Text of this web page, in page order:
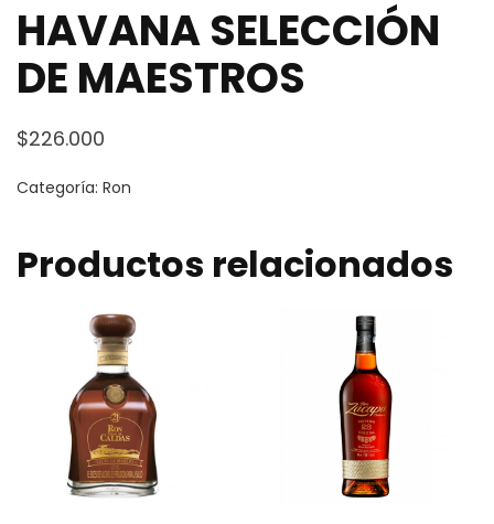
HAVANA SELECCIÓN
DE MAESTROS
$226.000
Categoría: Ron
Productos relacionados